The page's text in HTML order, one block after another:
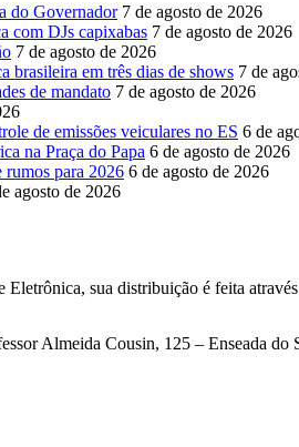
do Governador 7 de agosto de 2026
com DJs capixabas 7 de agosto de 2026
7 de agosto de 2026
brasileira em três dias de shows 7 de
de mandato 7 de agosto de 2026
de emissões veiculares no ES 6 de
na Praça do Papa 6 de agosto de 2026
rumos para 2026 6 de agosto de 2026
agosto de 2026
sua distribuição é feita
Almeida Cousin, 125 – Enseada